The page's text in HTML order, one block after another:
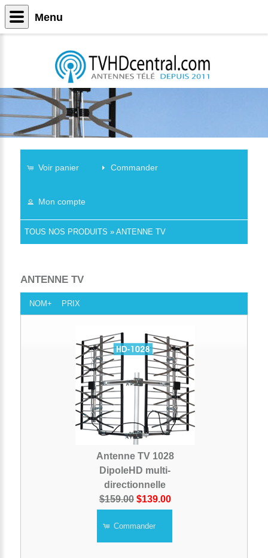
Voir panier Commander
Mon compte
TOUS NOS PRODUITS » ANTENNE TV
ANTENNE TV
NOM+ PRIX
Antenne TV 1028
DipoleHD multi-
directionnelle
$159.00 $139.00
Commander
Menu